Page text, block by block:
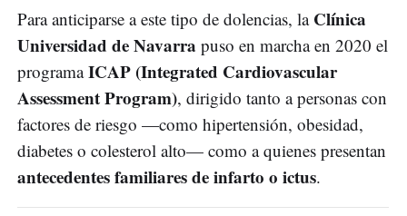
Para anticiparse a este tipo de dolencias, la Clínica
Universidad de Navarra puso en marcha en 2020 el
programaICAP (Integrated Cardiovascular
Assessment Program), dirigido tanto a personas con
factores de riesgo —como hipertensión, obesidad,
diabetes o colesterol alto— como a quienes presentan
antecedentes familiares de infarto o ictus.